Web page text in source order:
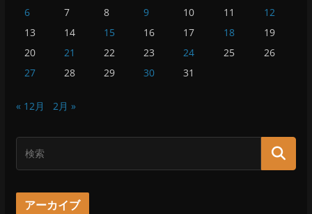
6
7 8 9 10 11
12
13
14 15 16 17 18
19
20
21 22 23 24 25
26
27
28 29 30 31
« 12月 2月 »
アーカイブ